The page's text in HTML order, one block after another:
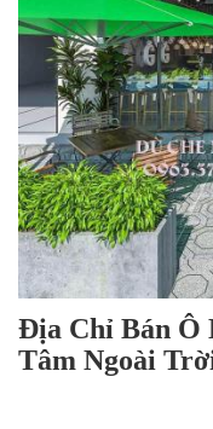
Địa Chỉ Bán Ô
Tâm Ngoài